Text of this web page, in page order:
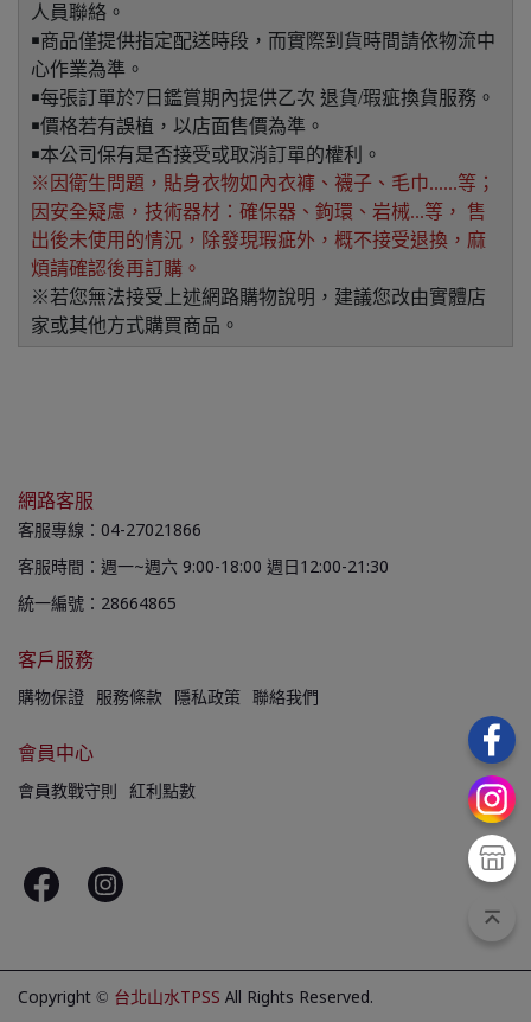
人員聯絡。
￭商品僅提供指定配送時段，而實際到貨時間請依物流中
心作業為準。
￭每張訂單於7日鑑賞期內提供乙次 退貨/瑕疵換貨服務。
￭價格若有誤植，以店面售價為準。
￭本公司保有是否接受或取消訂單的權利。
※因衛生問題，貼身衣物如內衣褲、襪子、毛巾......等；
因安全疑慮，技術器材：確保器、鉤環、岩械...等， 售
出後未使用的情況，除發現瑕疵外，概不接受退換，麻
煩請確認後再訂購。
※若您無法接受上述網路購物說明，建議您改由實體店
家或其他方式購買商品。
網路客服
客服專線：04-27021866
客服時間：週一~週六 9:00-18:00 週日12:00-21:30
統一編號：28664865
客戶服務
購物保證 服務條款 隱私政策 聯絡我們
會員中心
會員教戰守則 紅利點數
Copyright © 台北山水TPSS All Rights Reserved.